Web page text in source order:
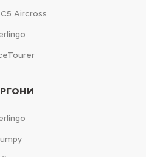
Aircross